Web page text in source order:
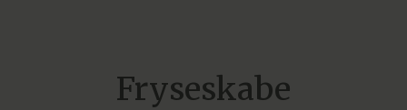
Fryseskabe